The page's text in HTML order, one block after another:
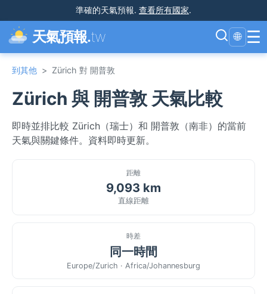
準確的天氣預報. 查看所有國家.
天氣預報.tw 🌐 ☰
到其他 > Zürich 對 開普敦
Zürich 與 開普敦 天氣比較
即時並排比較 Zürich（瑞士）和 開普敦（南非）的當前
天氣與關鍵條件。資料即時更新。
距離
9,093 km
直線距離
時差
同一時間
Europe/Zurich · Africa/Johannesburg